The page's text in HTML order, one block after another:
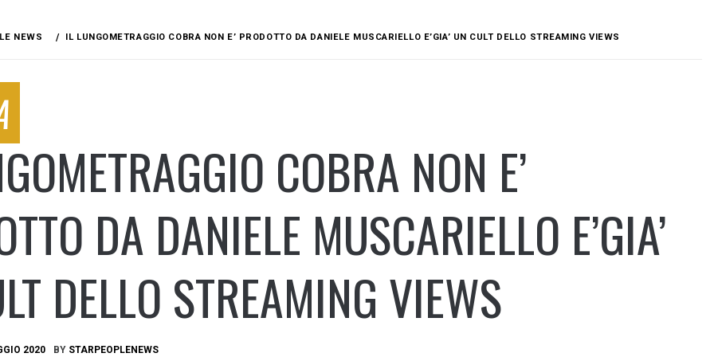
NEWS IL LUNGOMETRAGGIO COBRA NON E’ PRODOTTO DA DANIELE MUSCARIELLO E’GIA’ UN CULT DELLO STREAMING VIEWS
COBRA NON E’
DA DANIELE MUSCARIELLO E’GIA’
DELLO STREAMING VIEWS
2020 BY STARPEOPLENEWS